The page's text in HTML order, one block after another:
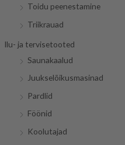
Toidu peenestamine
Triikrauad
Ilu- ja tervisetooted
Saunakaalud
Juukselõikusmasinad
Pardlid
Föönid
Koolutajad